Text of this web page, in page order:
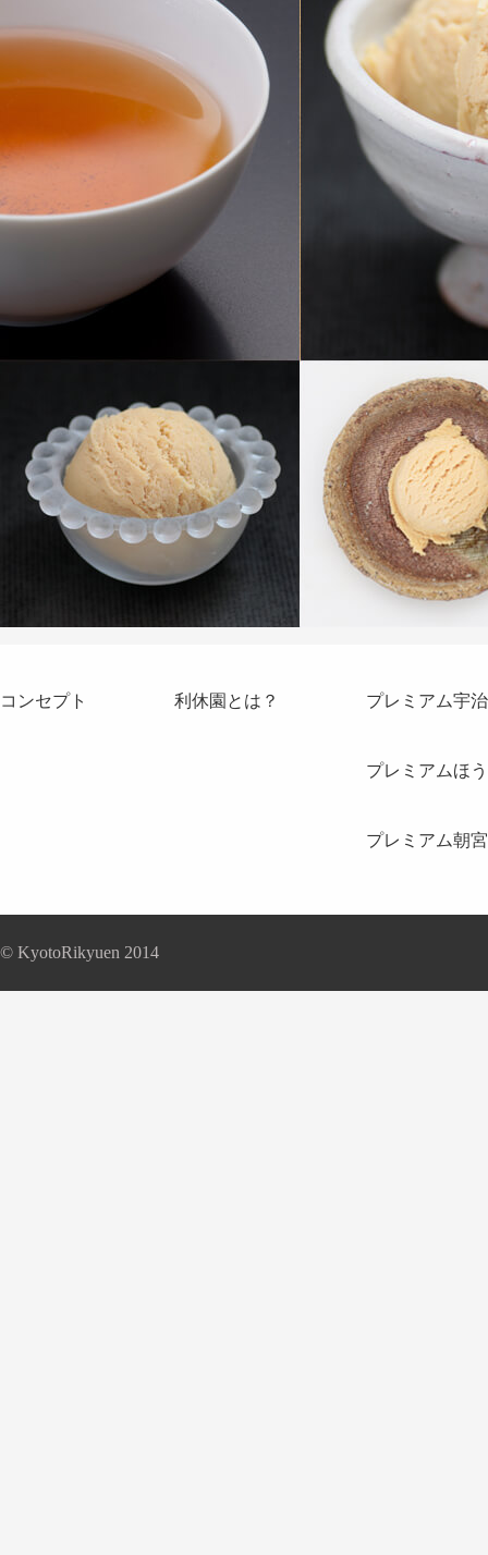
コンセプト 利休園とは？ プレミアム宇
プレミアムほ
プレミアム朝
© KyotoRikyuen 2014